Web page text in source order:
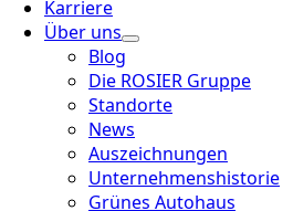
Karriere
Über uns
Blog
Die ROSIER Gruppe
Standorte
News
Auszeichnungen
Unternehmenshistorie
Grünes Autohaus